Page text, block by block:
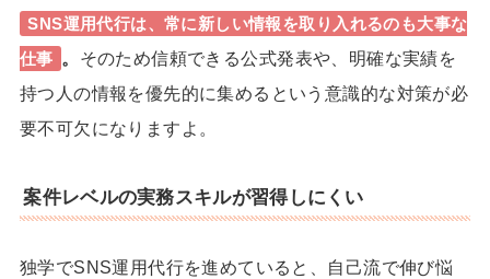
SNS運用代行は、常に新しい情報を取り入れるのも大事な
仕事
。 そのため信頼できる公式発表や、明確な実績を
持つ人の情報を優先的に集めるという意識的な対策が必
要不可欠になりますよ。
案件レベルの実務スキルが習得しにくい
独学でSNS運用代行を進めていると、自己流で伸び悩